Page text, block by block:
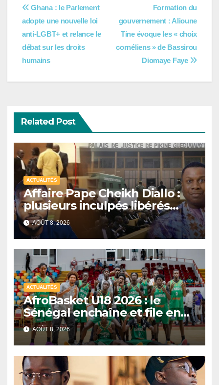
Navigation
de
l’article
Formation du
gouvernement : Alioune
Tine évoque les « choix
cornéliens » de Bassirou
Diomaye Faye
Ghana : le Parlement
adopte une nouvelle loi
anti-LGBT+ et relance le
débat sur les droits
humains
Related Post
ACTUALITÉS
Affaire Pape Cheikh Diallo :
plusieurs inculpés libérés
après un non-lieu partiel
AOÛT 8, 2026
ACTUALITÉS
AfroBasket U18 2026 : le
Sénégal enchaîne et file en
quarts de finale
AOÛT 8, 2026